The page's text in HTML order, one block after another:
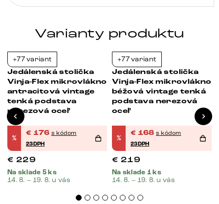
Varianty produktu
+77 variant
Jedálenská stolička
Vinja-Flex mikrovlákno
antracitová vintage
tenká podstava
nerezová oceľ
%
€ 176 s kódom
23DPH
€ 229
Na sklade 5 ks
14. 8. – 19. 8. u vás
+77 variant
Jedálenská stolička
Vinja-Flex mikrovlákno
béžová vintage tenká
podstava nerezová
oceľ
%
€ 168 s kódom
23DPH
€ 219
Na sklade 1 ks
14. 8. – 19. 8. u vás